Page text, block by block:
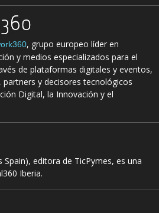
, grupo europeo líder en
y medios especializados para el
de plataformas digitales y eventos,
y decisores tecnológicos
Digital, la Innovación y el
Spain), editora de TicPymes, es una
Iberia.